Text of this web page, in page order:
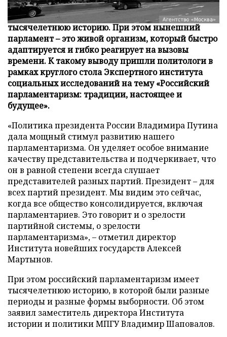
Парламентская культура в России имеет
тысячелетнюю историю. При этом нынешний
парламент – это живой организм, который быстро
адаптируется и гибко реагирует на вызовы
времени. К такому выводу пришли политологи в
рамках круглого стола Экспертного института
социальных исследований на тему «Российский
парламентаризм: традиции, настоящее и
будущее».
«Политика президента России Владимира Путина
дала мощный стимул развитию нашего
парламентаризма. Он уделяет особое внимание
качеству представительства и подчеркивает, что
он в равной степени всегда слушает
представителей разных партий. Президент – для
всех партий президент. Мы видим это сейчас,
когда все общество консолидируется, включая
парламентариев. Это говорит и о зрелости
партийной системы, о зрелости
парламентаризма», – отметил директор
Института новейших государств Алексей
Мартынов.
При этом российский парламентаризм имеет
тысячелетнюю историю, в которой были разные
периоды и разные формы выборности. Об этом
заявил заместитель директора Института
истории и политики МПГУ Владимир Шаповалов.